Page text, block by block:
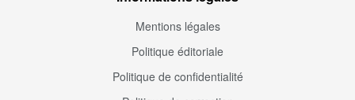
Mentions légales
Politique éditoriale
Politique de confidentialité